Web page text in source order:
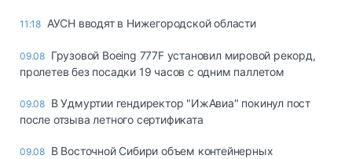
11:18 АУСН вводят в Нижегородской области
09.08 Грузовой Boeing 777F установил мировой рекорд,
пролетев без посадки 19 часов с одним паллетом
09.08 В Удмуртии гендиректор "ИжАвиа" покинул пост
после отзыва летного сертификата
09.08 В Восточной Сибири объем контейнерных